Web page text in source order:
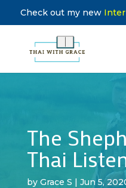
Check out my new
The
Thai
by Grace S | Jun 5,